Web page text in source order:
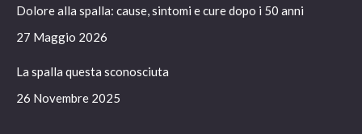
new
window
new
window
new
window
new
window
Dolore alla spalla: cause, sintomi e cure dopo i 50 anni
27 Maggio 2026
La spalla questa sconosciuta
26 Novembre 2025